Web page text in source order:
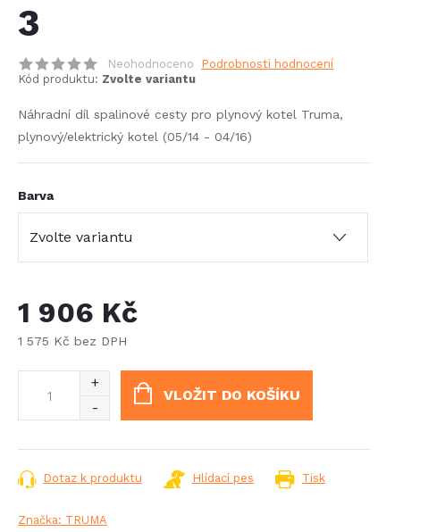
3
Neohodnoceno
Podrobnosti hodnocení
Kód produktu: Zvolte variantu
Náhradní díl spalinové cesty pro plynový kotel Truma,
plynový/elektrický kotel (05/14 - 04/16)
Barva
1 906 Kč
1 575 Kč bez DPH
VLOŽIT DO KOŠÍKU
Tisk
Dotaz k produktu Hlídací pes
Značka: TRUMA